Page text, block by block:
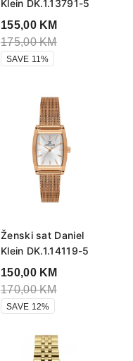
Klein DK.1.13791-5
155,00 KM
175,00KM
SAVE 11%
Ženski sat Daniel
Klein DK.1.14119-5
150,00 KM
170,00KM
SAVE 12%